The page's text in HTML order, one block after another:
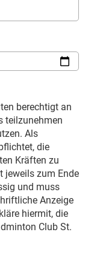
berechtigt an
teilzunehmen
Als
die
Kräften zu
jeweils zum Ende
und muss
Anzeige
hiermit, die
Club St.